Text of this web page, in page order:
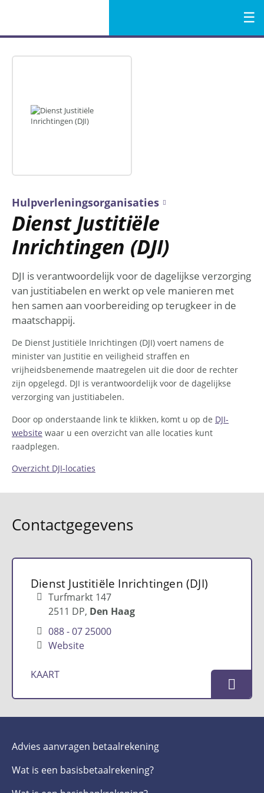
Menu
Hulpverleningsorganisaties
Dienst Justitiële
Inrichtingen (DJI)
DJI is verantwoordelijk voor de dagelijkse verzorging
van justitiabelen en werkt op vele manieren met
hen samen aan voorbereiding op terugkeer in de
maatschappij.
De Dienst Justitiële Inrichtingen (DJI) voert namens de
minister van Justitie en veiligheid straffen en
vrijheidsbenemende maatregelen uit die door de rechter
zijn opgelegd. DJI is verantwoordelijk voor de dagelijkse
verzorging van justitiabelen.
Door op onderstaande link te klikken, komt u op de DJI-
website waar u een overzicht van alle locaties kunt
raadplegen.
Overzicht DJI-locaties
Contactgegevens
Dienst Justitiële Inrichtingen (DJI)
Turfmarkt 147
2511 DP Den Haag
088 - 07 25000
Website
KAART
Advies aanvragen betaalrekening
Wat is een basis­betaalrekening?